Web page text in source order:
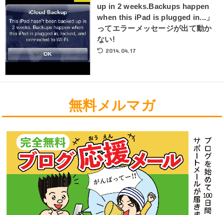
up in 2 weeks.Backups happen
when this iPad is plugged in...」
ってエラーメッセージが出て動か
ない!
2014.04.17
無料メルマガ